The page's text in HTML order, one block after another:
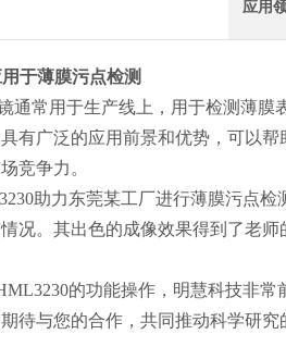
应用
于薄膜污点检测
通常用于生产线上，用于检测薄膜
有广泛的应用前景和优势，可以
竞争力。
助力东莞某工厂进行薄膜污点
况。其出色的成像效果得到了老
的功能操作，明慧科技非
待与您的合作，共同推动科学研究